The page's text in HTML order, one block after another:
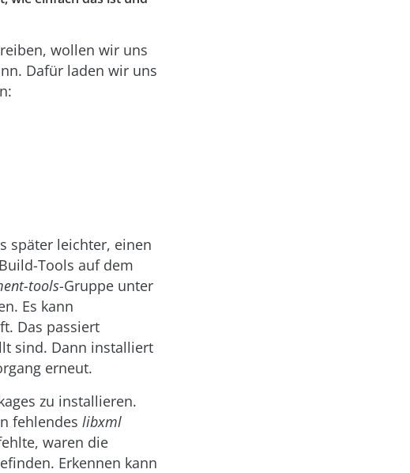
wollen wir uns
Dafür laden wir uns
später leichter, einen
Tools auf dem
tools-Gruppe unter
Es kann
Das passiert
sind. Dann installiert
erneut.
zu installieren.
fehlendes libxml
waren die
Erkennen kann